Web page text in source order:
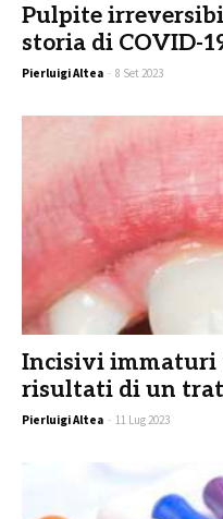
Pulpite
storia di COVID-
Pierluigi Altea - 8 Set 2023
Incisivi immaturi
risultati di un
Pierluigi Altea - 11 Lug 2023